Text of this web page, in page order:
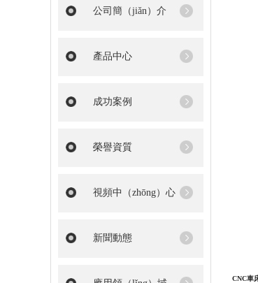
公司簡（jiǎn）介
產品中心
成功案例
榮譽資質
視頻中（zhōng）心
新聞動態
CNC車